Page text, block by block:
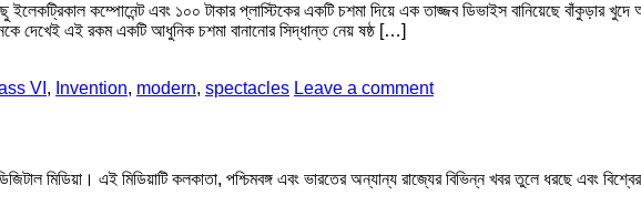
ইলেকট্রিকাল কম্পোনেন্ট এবং ১০০ টাকার প্লাস্টিকের একটি চশমা দিয়ে এক তাজ্জব ডিভাইস বানিয়েছে বাঁকুড়ার
দেখেই এই রকম একটি আধুনিক চশমা বানানোর সিদ্ধান্ত নেয় ষষ্ঠ […]
VI , Invention, modern, spectacles Leave a comment
মিডিয়া। এই মিডিয়াটি কলকাতা, পশ্চিমবঙ্গ এবং ভারতের অন্যান্য রাজ্যের বিভিন্ন খবর তুলে ধরছে এবং